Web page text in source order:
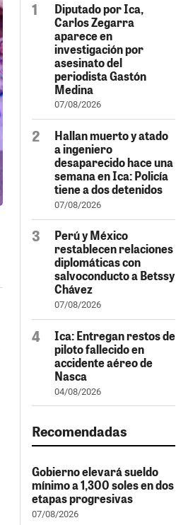
Diputado por Ica,
Carlos Zegarra
aparece en
investigación por
asesinato del
periodista Gastón
Medina
07/08/2026
Hallan muerto y atado
a ingeniero
desaparecido hace una
semana en Ica: Policía
tiene a dos detenidos
07/08/2026
Perú y México
restablecen relaciones
diplomáticas con
salvoconducto a Betssy
Chávez
07/08/2026
Ica: Entregan restos de
piloto fallecido en
accidente aéreo de
Nasca
04/08/2026
Recomendadas
Gobierno elevará sueldo
mínimo a 1,300 soles en dos
etapas progresivas
07/08/2026